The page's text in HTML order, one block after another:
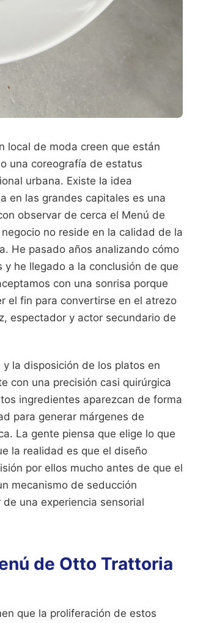
local de moda creen que están
una coreografía de estatus
urbana. Existe la idea
en las grandes capitales es una
observar de cerca el Menú de
no reside en la calidad de la
He pasado años analizando cómo
he llegado a la conclusión de que
con una sonrisa porque
el fin para convertirse en el atrezo
espectador y actor secundario de
la disposición de los platos en
con una precisión casi quirúrgica
ingredientes aparezcan de forma
para generar márgenes de
La gente piensa que elige lo que
la realidad es que el diseño
por ellos mucho antes de que el
mecanismo de seducción
una experiencia sensorial
de Otto Trattoria
que la proliferación de estos